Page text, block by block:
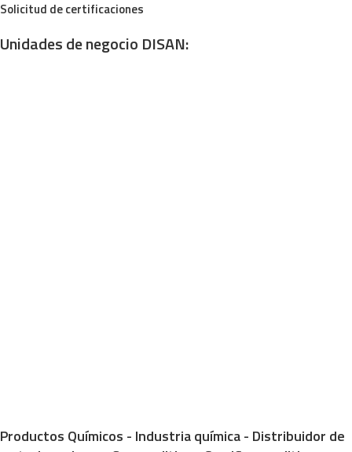
Solicitud de certificaciones
Unidades de negocio DISAN:
Productos Químicos - Industria química - Distribuidor de